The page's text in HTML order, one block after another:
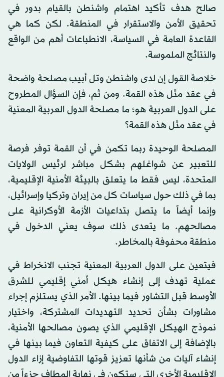
صالح هدف تأكيد اهتمام واشنطن بالقيام بدور في
تحقيق الأمن والاستقرار في المنطقة. لكن كما هي
القاعدة العامة في السياسة، الانطباعات أهم من الواقع
والنتائج الملموسة.
خلاصة القول إن لدى واشنطن وتل أبيب مصلحة واضحة
في عقد مثل هذه القمة. ومن ثم، فإن السؤال المطروح
على الدول العربية هو؛ ما مصلحة الدول العربية المعنية
في عقد مثل هذه القمة؟
المصلحة الوحيدة ربما تكمن في أن القمة توفر فرصة
للتعبير عن شواغلهم بشكل مباشر لرئيس الولايات
المتحدة، ليس فقط ما يتعلق بالبيئة الأمنية الإقليمية،
بما في ذلك حول سياسات كل من إيران وتركيا وإسرائيل،
وإنما أيضاً ما يتصل بتداعيات الأزمة الأوكرانية على
مصالحهم. ما يتعدى ذلك سوف يعني الدخول في
منطقة محفوفة بالمخاطر.
فيتعين على الدول العربية المعنية تجنب الانخراط في
عملية تهدف إلى إنشاء هيكل أمني إقليمي للشرق
الأوسط قبل التشاور فيما بينها. الأمر الذي يستلزم إجراء
مشاورات بشأن تحديد التهديدات المشتركة، واختيار
نموذج الهيكل الإقليمي الذي يصون مصالحها الأمنية،
بالإضافة إلى الاتفاق على كيفية التعاون فيما بينها في
إنشاء آليات من شأنها تعزيز قوتها التفاوضية إزاء الدول